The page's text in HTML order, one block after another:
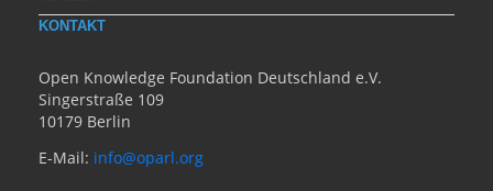
KONTAKT
Open Knowledge Foundation Deutschland e.V.
Singerstraße 109
10179 Berlin
E-Mail: info@oparl.org